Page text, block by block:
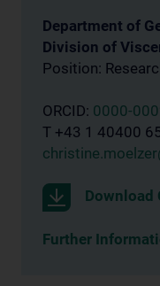
Department of
Division of
Position:
ORCID: 0000-
T +43 1 40400
Download
Further